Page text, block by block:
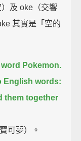
及 oke（交響
其實是「空的
Pokemon.
English words:
them together
可夢）。